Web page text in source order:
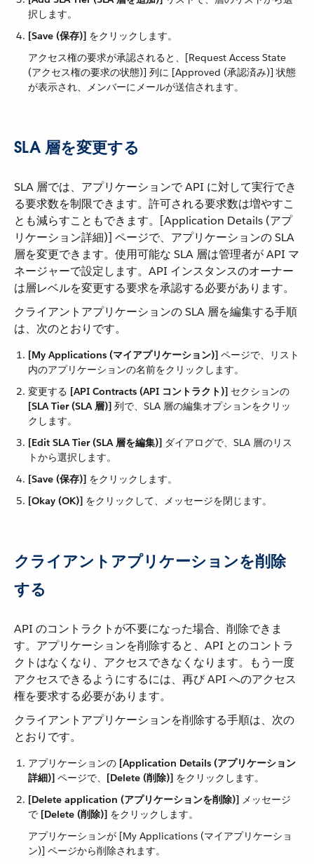
択します。
[Save (保存)] ​ をクリックします。
アクセス権の要求が承認されると、[Request Access State
(アクセス権の要求の状態)] 列に [Approved (承認済み)] 状態
が表示され、メンバーにメールが送信されます。
SLA 層を変更する
SLA 層では、アプリケーションで API に対して実行でき
る要求数を制限できます。許可される要求数は増やすこ
とも減らすこともできます。[Application Details (アプ
リケーション詳細)] ページで、アプリケーションの SLA
層を変更できます。使用可能な SLA 層は管理者が API マ
ネージャーで設定します。API インスタンスのオーナー
は層レベルを変更する要求を承認する必要があります。
クライアントアプリケーションの SLA 層を編集する手順
は、次のとおりです。
[My Applications (マイアプリケーション)] ​ ページで、リスト
内のアプリケーションの名前をクリックします。
変更する ​ [API Contracts (API コントラクト)] ​ セクションの ​
[SLA Tier (SLA 層)] ​ 列で、SLA 層の編集オプションをクリッ
クします。
[Edit SLA Tier (SLA 層を編集)] ​ ダイアログで、SLA 層のリス
トから選択します。
[Save (保存)] ​ をクリックします。
[Okay (OK)] ​ をクリックして、メッセージを閉じます。
クライアントアプリケーションを削除
する
API のコントラクトが不要になった場合、削除できま
す。アプリケーションを削除すると、API とのコントラ
クトはなくなり、アクセスできなくなります。もう一度
アクセスできるようにするには、再び API へのアクセス
権を要求する必要があります。
クライアントアプリケーションを削除する手順は、次の
とおりです。
アプリケーションの ​ [Application Details (アプリケーション
詳細)] ​ ページで、​ [Delete (削除)] ​ をクリックします。
[Delete application (アプリケーションを削除)] ​ メッセージ
で ​ [Delete (削除)] ​ をクリックします。
アプリケーションが [My Applications (マイアプリケーショ
ン)] ページから削除されます。